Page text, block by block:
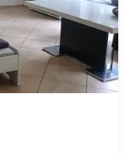
wechseln
2 wechseln
wechseln